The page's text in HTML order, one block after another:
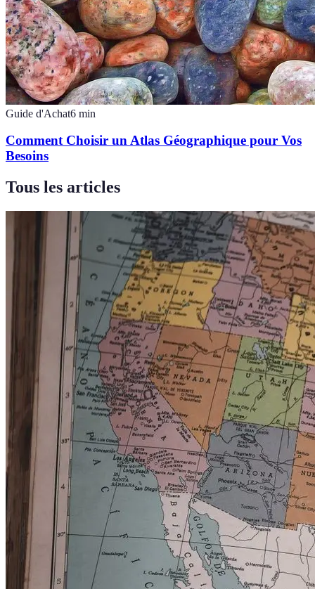
Guide d'Achat6 min
Comment Choisir un Atlas Géographique pour Vos
Besoins
Tous les articles